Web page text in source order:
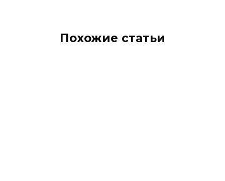
Похожие статьи